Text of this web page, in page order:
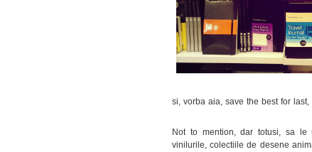
si, vorba aia, save the best for
Not to mention, dar totusi, sa le
vinilurile, colectiile de desene